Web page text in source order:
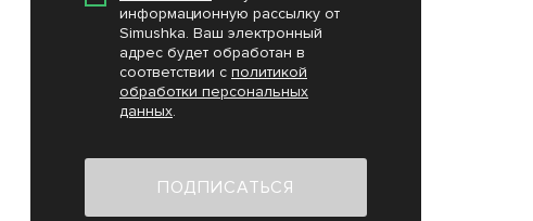
информационную рассылку от
Simushka. Ваш электронный
адрес будет обработан в
соответствии с политикой
обработки персональных
данных.
ПОДПИСАТЬСЯ